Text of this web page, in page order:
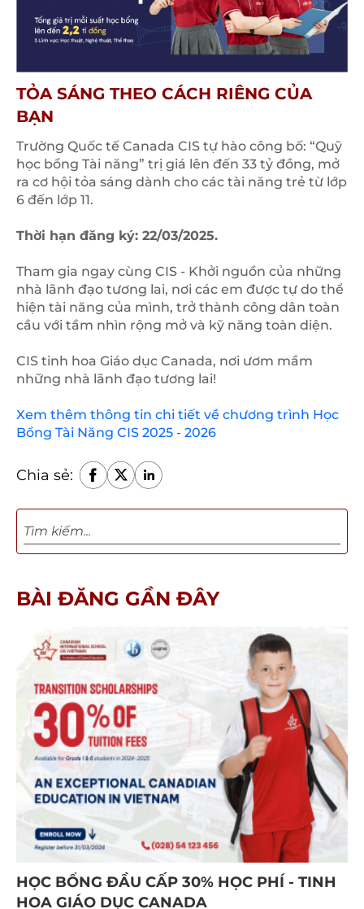
TỎA SÁNG THEO CÁCH RIÊNG CỦA
BẠN
Trường Quốc tế Canada CIS tự hào công bố: “Quỹ
học bổng Tài năng” trị giá lên đến 33 tỷ đồng, mở
ra cơ hội tỏa sáng dành cho các tài năng trẻ từ lớp
6 đến lớp 11.
Thời hạn đăng ký: 22/03/2025.
Tham gia ngay cùng CIS - Khởi nguồn của những
nhà lãnh đạo tương lai, nơi các em được tự do thể
hiện tài năng của mình, trở thành công dân toàn
cầu với tầm nhìn rộng mở và kỹ năng toàn diện.
CIS tinh hoa Giáo dục Canada, nơi ươm mầm
những nhà lãnh đạo tương lai!
Xem thêm thông tin chi tiết về chương trình Học
Bổng Tài Năng CIS 2025 - 2026
Chia sẻ:
BÀI ĐĂNG GẦN ĐÂY
HỌC BỔNG ĐẦU CẤP 30% HỌC PHÍ - TINH
HOA GIÁO DỤC CANADA